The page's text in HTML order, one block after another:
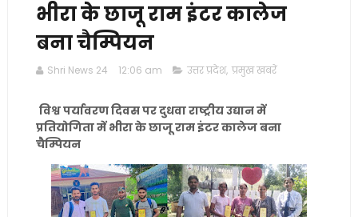
भीरा के छाजू राम इंटर कालेज
बना चैम्पियन
Shri News 24 12:06 am उत्तर प्रदेश, प्रमुख खबरें
विश्व पर्यावरण दिवस पर दुधवा राष्ट्रीय उद्यान में
प्रतियोगिता में भीरा के छाजू राम इंटर कालेज बना
चैम्पियन